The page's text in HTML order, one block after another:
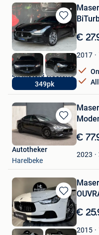
Bewaren
in
Mijn
Favorieten
349pk
€
2017
bk-motors Westerlo
Westerlo
Bewaren
in
Mijn
Favorieten
€
2023
Autotheker
Harelbeke
Bewaren
in
Mijn
Favorieten
€
2015